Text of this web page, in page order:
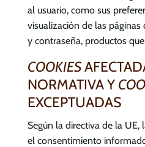
al usuario, como sus
visualización de las
y contraseña, productos
COOKIES
NORMATIVA Y
EXCEPTUADAS
Según la directiva de la UE,
el consentimiento